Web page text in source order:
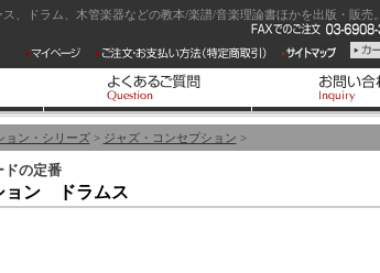
、ドラム、木管楽器などの教本/楽譜/音楽理論書ほかを出版・販売。
ョン・シリーズ> ジャズ・コンセプション >
ドの定番
ョン ドラムス